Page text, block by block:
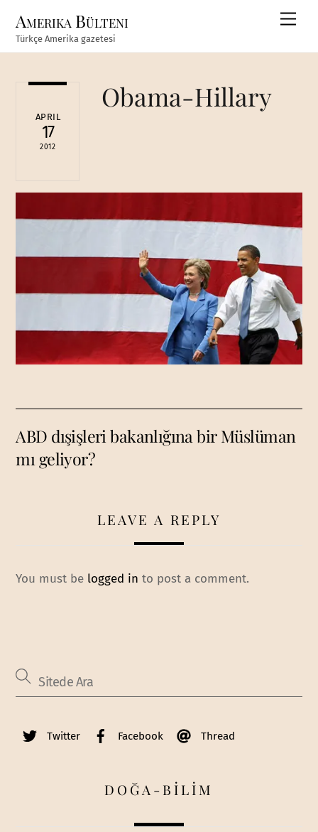
content
Amerika Bülteni
Türkçe Amerika gazetesi
APRIL
17
2012
Obama-Hillary
ABD dışişleri bakanlığına bir Müslüman
mı geliyor?
LEAVE A REPLY
You must be logged in to post a comment.
Twitter Facebook Thread
DOĞA-BİLİM